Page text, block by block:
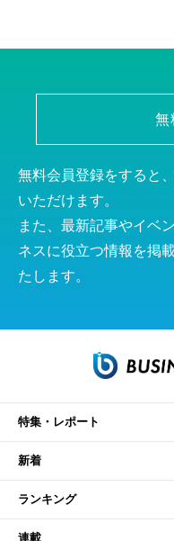
無
無料会員登録をすると
いただけます。
また、最新記事やイベ
ネスに役立つ情報を掲
たします。
特集・レポート
新着
ランキング
連載